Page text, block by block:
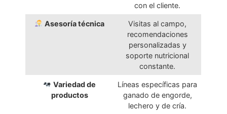
con el cliente.
Asesoría técnica
Visitas al campo,
recomendaciones
personalizadas y
soporte nutricional
constante.
Variedad de
productos
Líneas específicas para
ganado de engorde,
lechero y de cría.